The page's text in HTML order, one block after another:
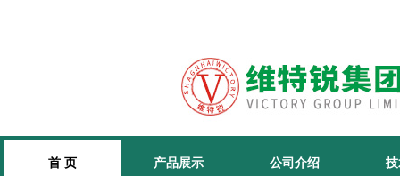
首 页 产品展示 公司介绍